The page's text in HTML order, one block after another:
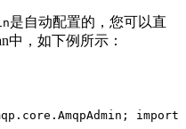
是自动配置的，您可以直
中，如下例所示：
import